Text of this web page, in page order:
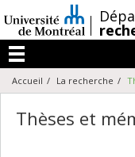
au
contenu
/
Menu
Accueil La recherche
Thèses et